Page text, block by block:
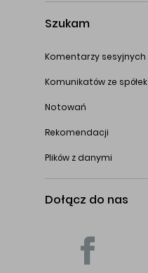
Szukam
Komentarzy sesyjnych
Komunikatów ze spółek
Notowań
Rekomendacji
Plików z danymi
Dołącz do nas